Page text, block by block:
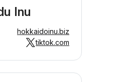
Inu
hokkaidoinu.biz
tiktok.com